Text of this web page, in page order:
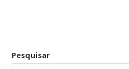
Pesquisar